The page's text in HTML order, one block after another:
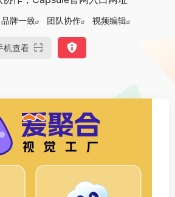
品牌一致 团队协作 视频编辑
机查看